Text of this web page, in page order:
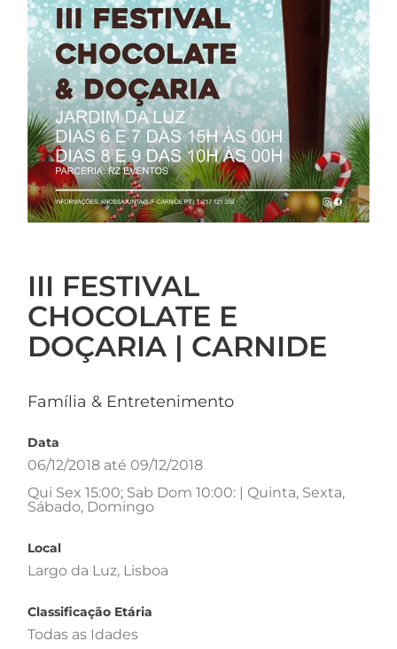
III FESTIVAL
CHOCOLATE E
DOÇARIA | CARNIDE
Família & Entretenimento
Data
06/12/2018 até 09/12/2018
Qui Sex 15:00; Sab Dom 10:00: | Quinta, Sexta,
Sábado, Domingo
Local
Largo da Luz, Lisboa
Classificação Etária
Todas as Idades